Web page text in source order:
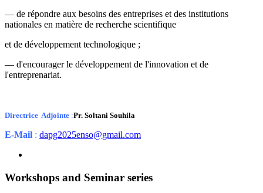
— de répondre aux besoins des entreprises et des institutions
nationales en matière de recherche scientifique
et de développement technologique ;
— d'encourager le développement de l'innovation et de
l'entreprenariat.
Directrice Adjointe :Pr. Soltani Souhila
E-Mail : dapg2025enso@gmail.com
Workshops and Seminar series